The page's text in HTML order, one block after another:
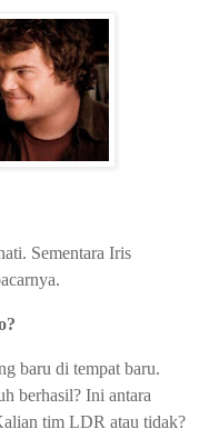
Sementara Iris
baru di tempat baru.
berhasil? Ini antara
tim LDR atau tidak?